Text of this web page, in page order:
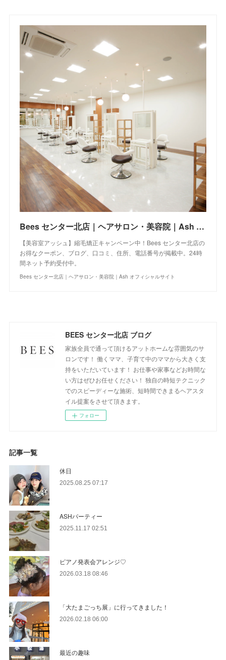
Bees センター北店｜ヘアサロン・美容院｜Ash オフィシャルサイト
【美容室アッシュ】縮毛矯正キャンペーン中！Bees センター北店の
お得なクーポン、ブログ、口コミ、住所、電話番号が掲載中。24時
間ネット予約受付中。
Bees センター北店｜ヘアサロン・美容院｜Ash オフィシャルサイト
BEES センター北店 ブログ
家族全員で通って頂けるアットホームな雰囲気のサ
ロンです！ 働くママ、子育て中のママから大きく支
持をいただいています！ お仕事や家事などお時間な
い方はぜひお任せください！ 独自の時短テクニック
でのスピーディーな施術、短時間できまるヘアスタ
イル提案をさせて頂きます。
フォロー
記事一覧
休日
2025.08.25 07:17
ASHパーティー
2025.11.17 02:51
ピアノ発表会アレンジ♡
2026.03.18 08:46
「大たまごっち展」に行ってきました！
2026.02.18 06:00
最近の趣味